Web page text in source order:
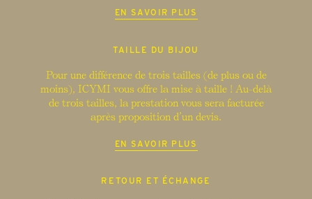
EN SAVOIR PLUS
TAILLE DU BIJOU
Pour une différence de trois tailles (de plus ou de
moins), ICYMI vous offre la mise à taille ! Au-delà
de trois tailles, la prestation vous sera facturée
après proposition d’un devis.
EN SAVOIR PLUS
RETOUR ET ÉCHANGE